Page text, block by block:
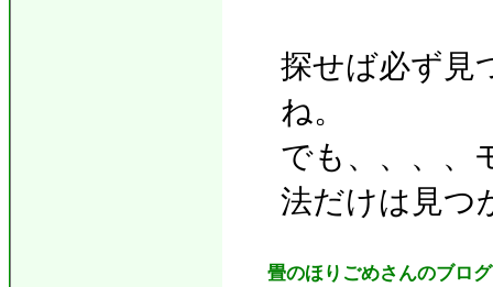
探せば必ず見
ね。
でも、、、、
法だけは見つ
畳のほりごめさんのブロ